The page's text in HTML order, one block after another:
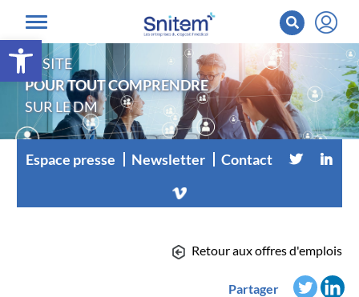
Ouvrir la barre d’outils
LE SITE
POUR TOUT COMPRENDRE
SUR LE DM
Espace presse Newsletter Contact
Retour aux offres d'emplois
Partager